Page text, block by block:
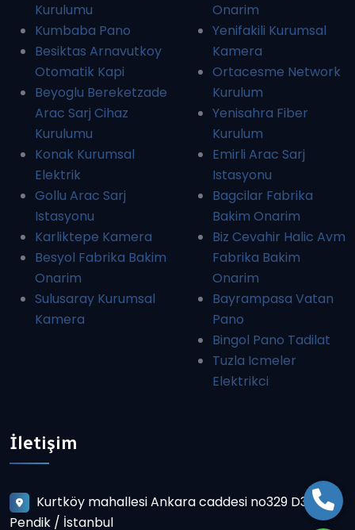
Kurulumu
Kumbaba Pano
Besiktas Arnavutkoy
Otomatik Kapi
Beyoglu Bereketzade
Arac Sarj Cihaz
Kurulumu
Konak Kurumsal
Elektrik
Gollu Arac Sarj
Istasyonu
Karliktepe Kamera
Besyol Fabrika Bakim
Onarim
Sulusaray Kurumsal
Kamera
Onarim
Yenifakili Kurumsal
Kamera
Ortacesme Network
Kurulum
Yenisahra Fiber
Kurulum
Emirli Arac Sarj
Istasyonu
Bagcilar Fabrika
Bakim Onarim
Biz Cevahir Halic Avm
Fabrika Bakim
Onarim
Bayrampasa Vatan
Pano
Bingol Pano Tadilat
Tuzla Icmeler
Elektrikci
İletişim
Kurtköy mahallesi Ankara caddesi no329 D3
Pendik / İstanbul